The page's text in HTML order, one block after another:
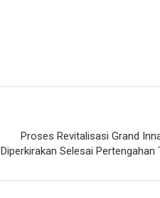
Proses Revitalisasi Grand
Diperkirakan Selesai Pertengahan